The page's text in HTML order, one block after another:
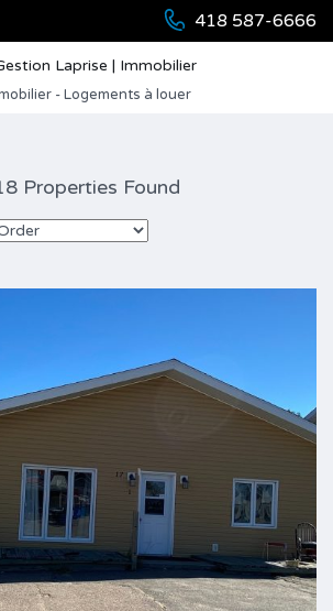
418 587-6666
- Logements à louer
Properties Found